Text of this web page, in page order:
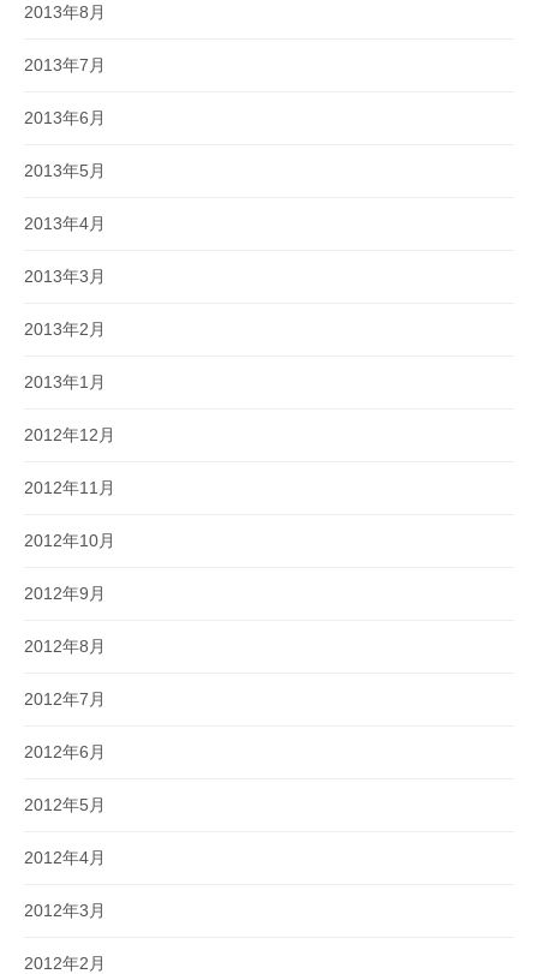
2013年8月
2013年7月
2013年6月
2013年5月
2013年4月
2013年3月
2013年2月
2013年1月
2012年12月
2012年11月
2012年10月
2012年9月
2012年8月
2012年7月
2012年6月
2012年5月
2012年4月
2012年3月
2012年2月